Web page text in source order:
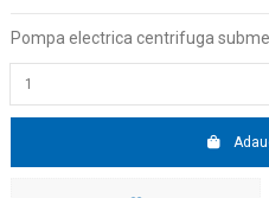
Pompa electrica centrifuga